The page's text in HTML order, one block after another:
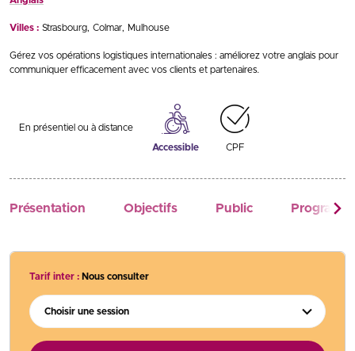
Villes : Strasbourg Colmar Mulhouse
Gérez vos opérations logistiques internationales : améliorez votre anglais pour
communiquer efficacement avec vos clients et partenaires.
En présentiel ou à distance
Accessible CPF
Présentation Objectifs Public
Tarif inter : Nous consulter
Choisir une session